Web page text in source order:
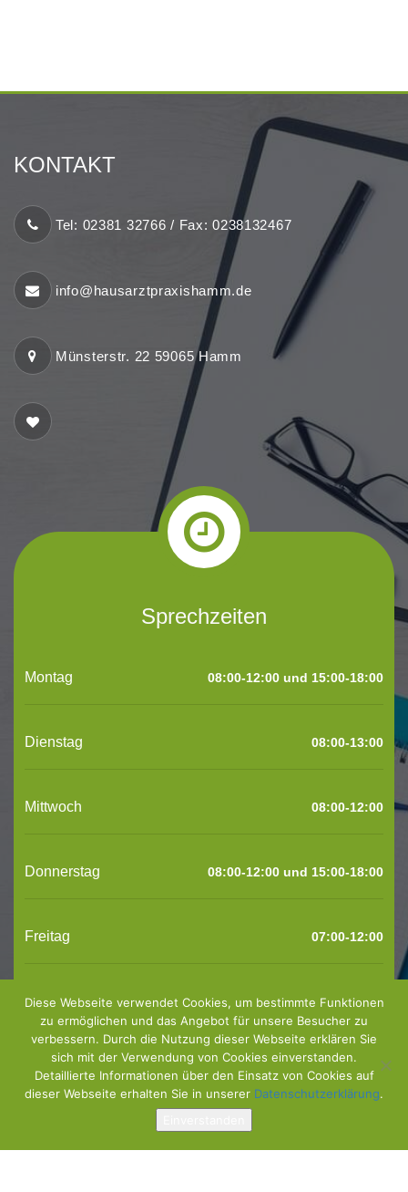
KONTAKT
Tel: 02381 32766 / Fax: 0238132467
info@hausarztpraxishamm.de
Münsterstr. 22 59065 Hamm
Sprechzeiten
Montag 08:00-12:00 und 15:00-18:00
Dienstag 08:00-13:00
Mittwoch 08:00-12:00
Donnerstag 08:00-12:00 und 15:00-18:00
Freitag 07:00-12:00
In Sonderfällen sind Termine auch außerhalb der
Sprechstundenzeiten vereinbar.
Diese Webseite verwendet Cookies, um bestimmte Funktionen
zu ermöglichen und das Angebot für unsere Besucher zu
verbessern. Durch die Nutzung dieser Webseite erklären Sie
sich mit der Verwendung von Cookies einverstanden.
Detaillierte Informationen über den Einsatz von Cookies auf
dieser Webseite erhalten Sie in unserer Datenschutzerklärung.